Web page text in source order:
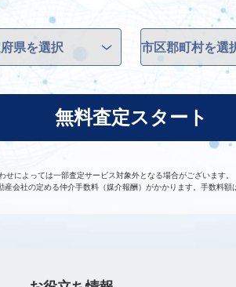
無料査定スタート
によっては一部査定サービス対象外となる場合がございます。
会社の定める仲介手数料（媒介報酬）がかかります。手数料額